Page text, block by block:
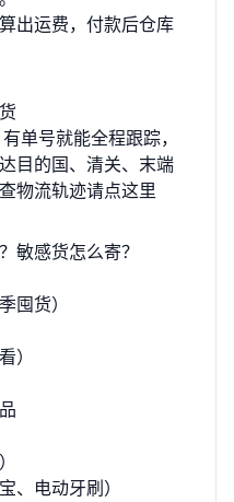
出运费，付款后仓库
单号就能全程跟踪，
目的国、清关、末端
查物流轨迹请点这里
敏感货怎么寄？
囤货）
）
、电动牙刷）